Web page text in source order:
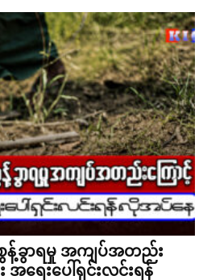
န့်ခွာရမှု အကျပ်အတည်း
း အရေးပေါ်ရှင်းလင်းရန်